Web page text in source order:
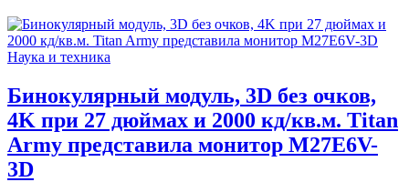
Наука и техника
Бинокулярный модуль, 3D без очков,
4K при 27 дюймах и 2000 кд/кв.м. Titan
Army представила монитор M27E6V-
3D